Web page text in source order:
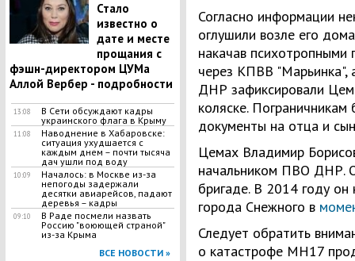
​Стало
известно о
дате и месте
прощания с
фэшн-директором ЦУМа
Аллой Вербер - подробности
13:08
В Сети обсуждают кадры
украинского флага в Крыму
11:08
Наводнение в Хабаровске:
ситуация ухудшается с
каждым днем – почти тысяча
дач ушли под воду
10:09
Началось: в Москве из-за
непогоды задержали
десятки авиарейсов, падают
деревья – кадры
09:10
В Раде посмели назвать
Россию "воюющей страной"
из-за Крыма
ВСЕ НОВОСТИ »
Согласно информации
оглушили возле его
накачав психотропными
через КПВВ "Марьинка",
ДНР зафиксировали
коляске.
документы на отца и
Цемах Владимир
начальником ПВО ДНР.
бригаде. В 2014 году он
города Снежного в
Следует обратить
о катастрофе MH17